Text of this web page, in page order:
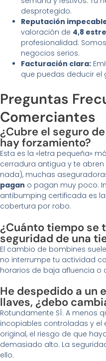
desprotegido.
Reputación
valoración de 4,8
profesionalidad.
negocios serios.
Facturación clara:
que puedas deducir el
Preguntas
Comerciantes
¿Cubre el seguro
hay forzamiento?
Esta es la «letra pequeña»
cerradura antigua y te
nada), muchas
pagan o pagan muy poco.
antibumping certificada es
cobertura por robo.
¿Cuánto tiempo se
seguridad de una
El cambio de bombines
no interrumpe tu actividad
horarios de baja afluencia o
He despedido a un
llaves, ¿debo
Rotundamente SÍ. A menos
incopiables controladas y
original, el riesgo de que
demasiado alto. La
ello.